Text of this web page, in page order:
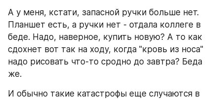
А у меня, кстати, запасной ручки больше нет.
Планшет есть, а ручки нет - отдала коллеге в
беде. Надо, наверное, купить новую? А то как
сдохнет вот так на ходу, когда "кровь из носа"
надо рисовать что-то сродно до завтра? Беда
же.
И обычно такие катастрофы еще случаются в